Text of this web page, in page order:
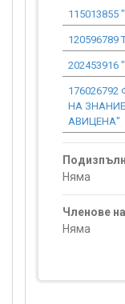
202453916
НА
АВИЦЕНА"
Няма
Членове
Няма